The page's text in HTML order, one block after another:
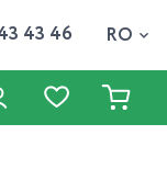
43 46 RO